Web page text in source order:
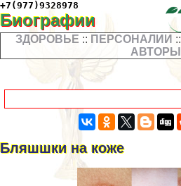
+7(977)9328978
Биографии
ЗДОРОВЬЕ :: ПЕРСОНАЛИИ ::
АВТОРЫ
Бляшшки на коже